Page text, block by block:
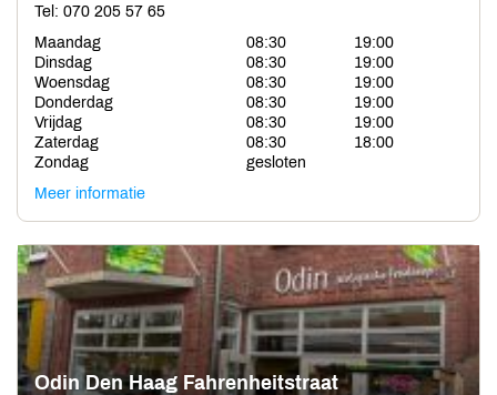
Tel: 070 205 57 65
Maandag
08:30
19:00
Dinsdag
08:30
19:00
Woensdag
08:30
19:00
Donderdag
08:30
19:00
Vrijdag
08:30
19:00
Zaterdag
08:30
18:00
Zondag
gesloten
Meer informatie
Odin Den Haag Fahrenheitstraat